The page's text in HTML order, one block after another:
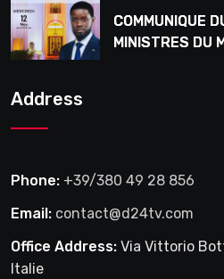
COMMUNIQUE
MINISTRES DU
Address
Phone: +39/380 49 28 856
Email: contact@d24tv.com
Office Address: Via Vittorio
Italie